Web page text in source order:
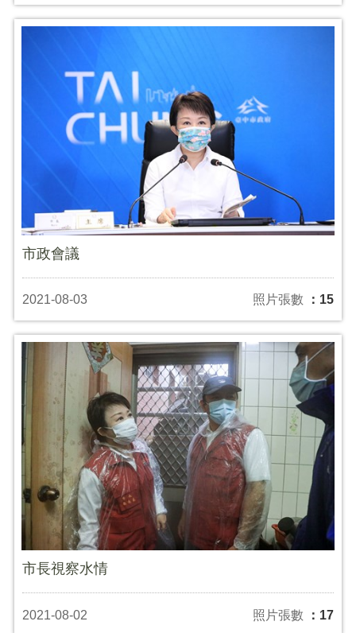
市政會議
2021-08-03 照片張數 ：15
市長視察水情
2021-08-02 照片張數 ：17